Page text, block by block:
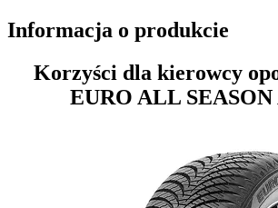
Informacja o produkcie
Korzyści dla kierowcy
EURO ALL SEASON